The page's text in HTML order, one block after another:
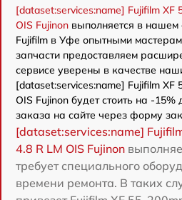
[dataset:services:name] Fujifilm XF
OIS Fujinon выполняется в нашем
Fujifilm в Уфе опытными
запчасти предоставляем
сервисе уверены в качестве
[dataset:services:name] Fujifilm XF
OIS Fujinon будет стоить на -
заказа на сайте через форму
[dataset:services:name]
4.8 R LM OIS Fujinon
требует специального
времени ремонта. В таких